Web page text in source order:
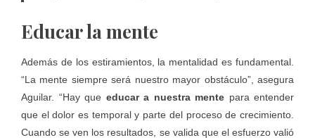
Educar la mente
Además de los estiramientos, la mentalidad es fundamental.
“La mente siempre será nuestro mayor obstáculo”, asegura
Aguilar. “Hay que educar a nuestra mente para entender
que el dolor es temporal y parte del proceso de crecimiento.
Cuando se ven los resultados, se valida que el esfuerzo valió